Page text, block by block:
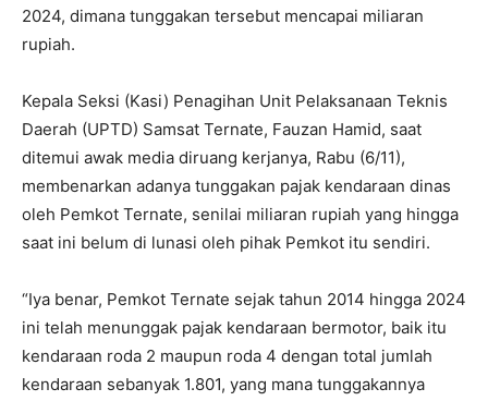
2024, dimana tunggakan tersebut mencapai miliaran
rupiah.
Kepala Seksi (Kasi) Penagihan Unit Pelaksanaan Teknis
Daerah (UPTD) Samsat Ternate, Fauzan Hamid, saat
ditemui awak media diruang kerjanya, Rabu (6/11),
membenarkan adanya tunggakan pajak kendaraan dinas
oleh Pemkot Ternate, senilai miliaran rupiah yang hingga
saat ini belum di lunasi oleh pihak Pemkot itu sendiri.
“Iya benar, Pemkot Ternate sejak tahun 2014 hingga 2024
ini telah menunggak pajak kendaraan bermotor, baik itu
kendaraan roda 2 maupun roda 4 dengan total jumlah
kendaraan sebanyak 1.801, yang mana tunggakannya